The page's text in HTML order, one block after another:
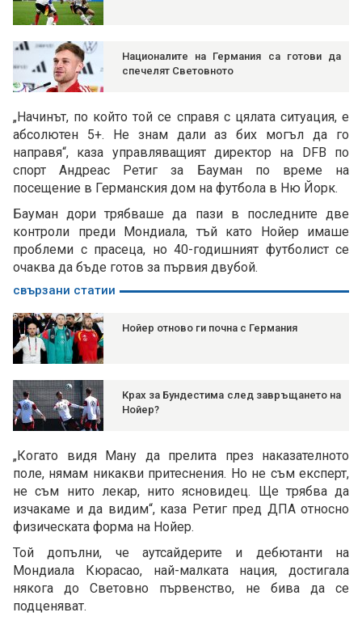
Националите на Германия са готови да
спечелят Световното
„Начинът, по който той се справя с цялата ситуация, е
абсолютен 5+. Не знам дали аз бих могъл да го
направя“, каза управляващият директор на DFB по
спорт Андреас Ретиг за Бауман по време на
посещение в Германския дом на футбола в Ню Йорк.
Бауман дори трябваше да пази в последните две
контроли преди Мондиала, тъй като Нойер имаше
проблеми с прасеца, но 40-годишният футболист се
очаква да бъде готов за първия двубой.
свързани статии
Нойер отново ги почна с Германия
Крах за Бундестима след завръщането на
Нойер?
„Когато видя Ману да прелита през наказателното
поле, нямам никакви притеснения. Но не съм експерт,
не съм нито лекар, нито ясновидец. Ще трябва да
изчакаме и да видим“, каза Ретиг пред ДПА относно
физическата форма на Нойер.
Той допълни, че аутсайдерите и дебютанти на
Мондиала Кюрасао, най-малката нация, достигала
някога до Световно първенство, не бива да се
подценяват.